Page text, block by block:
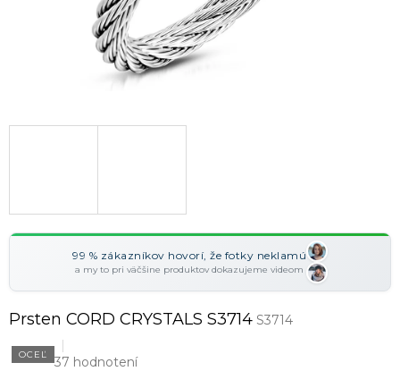
99 % zákazníkov hovorí, že fotky neklamú
a my to pri väčšine produktov dokazujeme videom
Prsten CORD CRYSTALS S3714 S3714
OCEĽ 37 hodnotení